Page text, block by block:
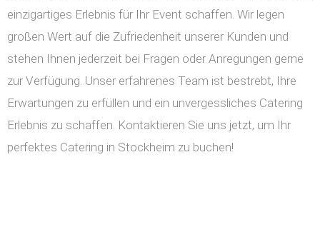
einzigartiges Erlebnis für Ihr Event schaffen. Wir legen
großen Wert auf die Zufriedenheit unserer Kunden und
stehen Ihnen jederzeit bei Fragen oder Anregungen gerne
zur Verfügung. Unser erfahrenes Team ist bestrebt, Ihre
Erwartungen zu erfüllen und ein unvergessliches Catering
Erlebnis zu schaffen. Kontaktieren Sie uns jetzt, um Ihr
perfektes Catering in Stockheim zu buchen!